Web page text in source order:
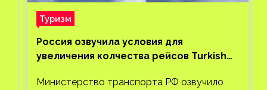
Туризм
Россия озвучила условия для
увеличения колчества рейсов Turkish
Министерство транспорта РФ озвучило